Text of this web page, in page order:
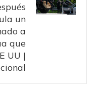
un
a
que
UU |